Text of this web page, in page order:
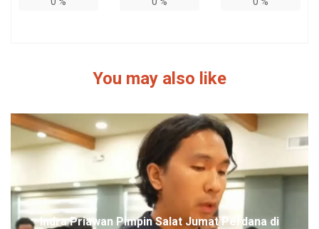
You may also like
Indra Priawan Pimpin Salat Jumat Perdana di